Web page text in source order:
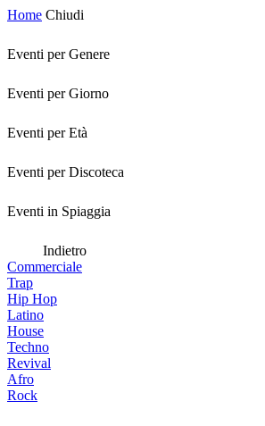
Home Chiudi
Eventi per Genere
Eventi per Giorno
Eventi per Età
Eventi per Discoteca
Eventi in Spiaggia
Indietro
Commerciale
Trap
Hip Hop
Latino
House
Techno
Revival
Afro
Rock